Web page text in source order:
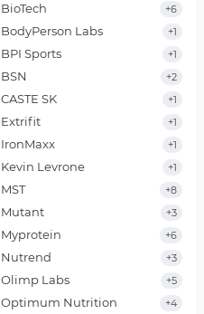
BioTech +6
BodyPerson Labs +1
BPI Sports +1
BSN +2
CASTE SK +1
Extrifit +1
IronMaxx +1
Kevin Levrone +1
MST +8
Mutant +3
Myprotein +6
Nutrend +3
Olimp Labs +5
Optimum Nutrition +4